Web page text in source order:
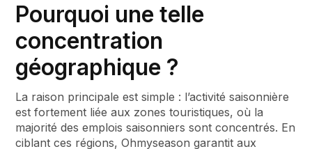
Pourquoi une telle
concentration
géographique ?
La raison principale est simple : l’activité saisonnière
est fortement liée aux zones touristiques, où la
majorité des emplois saisonniers sont concentrés. En
ciblant ces régions, Ohmyseason garantit aux